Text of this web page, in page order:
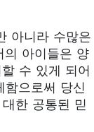
아니라 수많은
의 아이들은 양
수 있게 되어
으로써 당신
한 공통된 믿